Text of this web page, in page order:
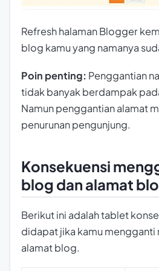
Refresh halaman Blogger
blog kamu yang namanya
Poin penting: Penggantian
tidak banyak berdampak
Namun penggantian alamat
penurunan pengunjung.
Konsekuensi
blog dan alamat
Berikut ini adalah tablet
didapat jika kamu mengganti
alamat blog.